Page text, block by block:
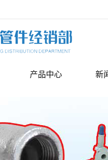
产品中心 新